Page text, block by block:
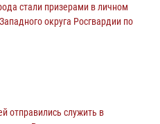
стали призерами в личном
округа Росгвардии по
отправились служить в